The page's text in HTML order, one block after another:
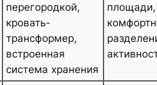
перегородкой,
кровать-
трансформер,
встроенная
система хранения
площади,